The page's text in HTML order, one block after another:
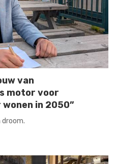
van
motor voor
in 2050”